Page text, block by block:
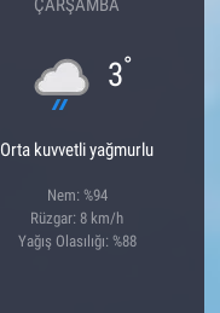
ÇARŞAMBA
3°
Orta kuvvetli yağmurlu
Nem: %94
Rüzgar: 8 km/h
Yağış Olasılığı: %88